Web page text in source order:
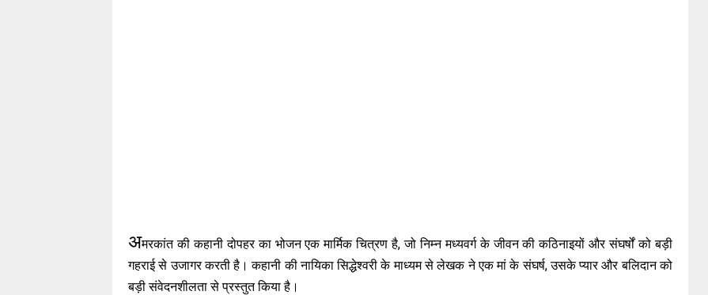
अमरकांत की कहानी दोपहर का भोजन एक मार्मिक चित्रण है, जो निम्न मध्यवर्ग के जीवन की कठिनाइयों और संघर्षों को बड़ी
गहराई से उजागर करती है। कहानी की नायिका सिद्धेश्वरी के माध्यम से लेखक ने एक मां के संघर्ष, उसके प्यार और बलिदान को
बड़ी संवेदनशीलता से प्रस्तुत किया है।